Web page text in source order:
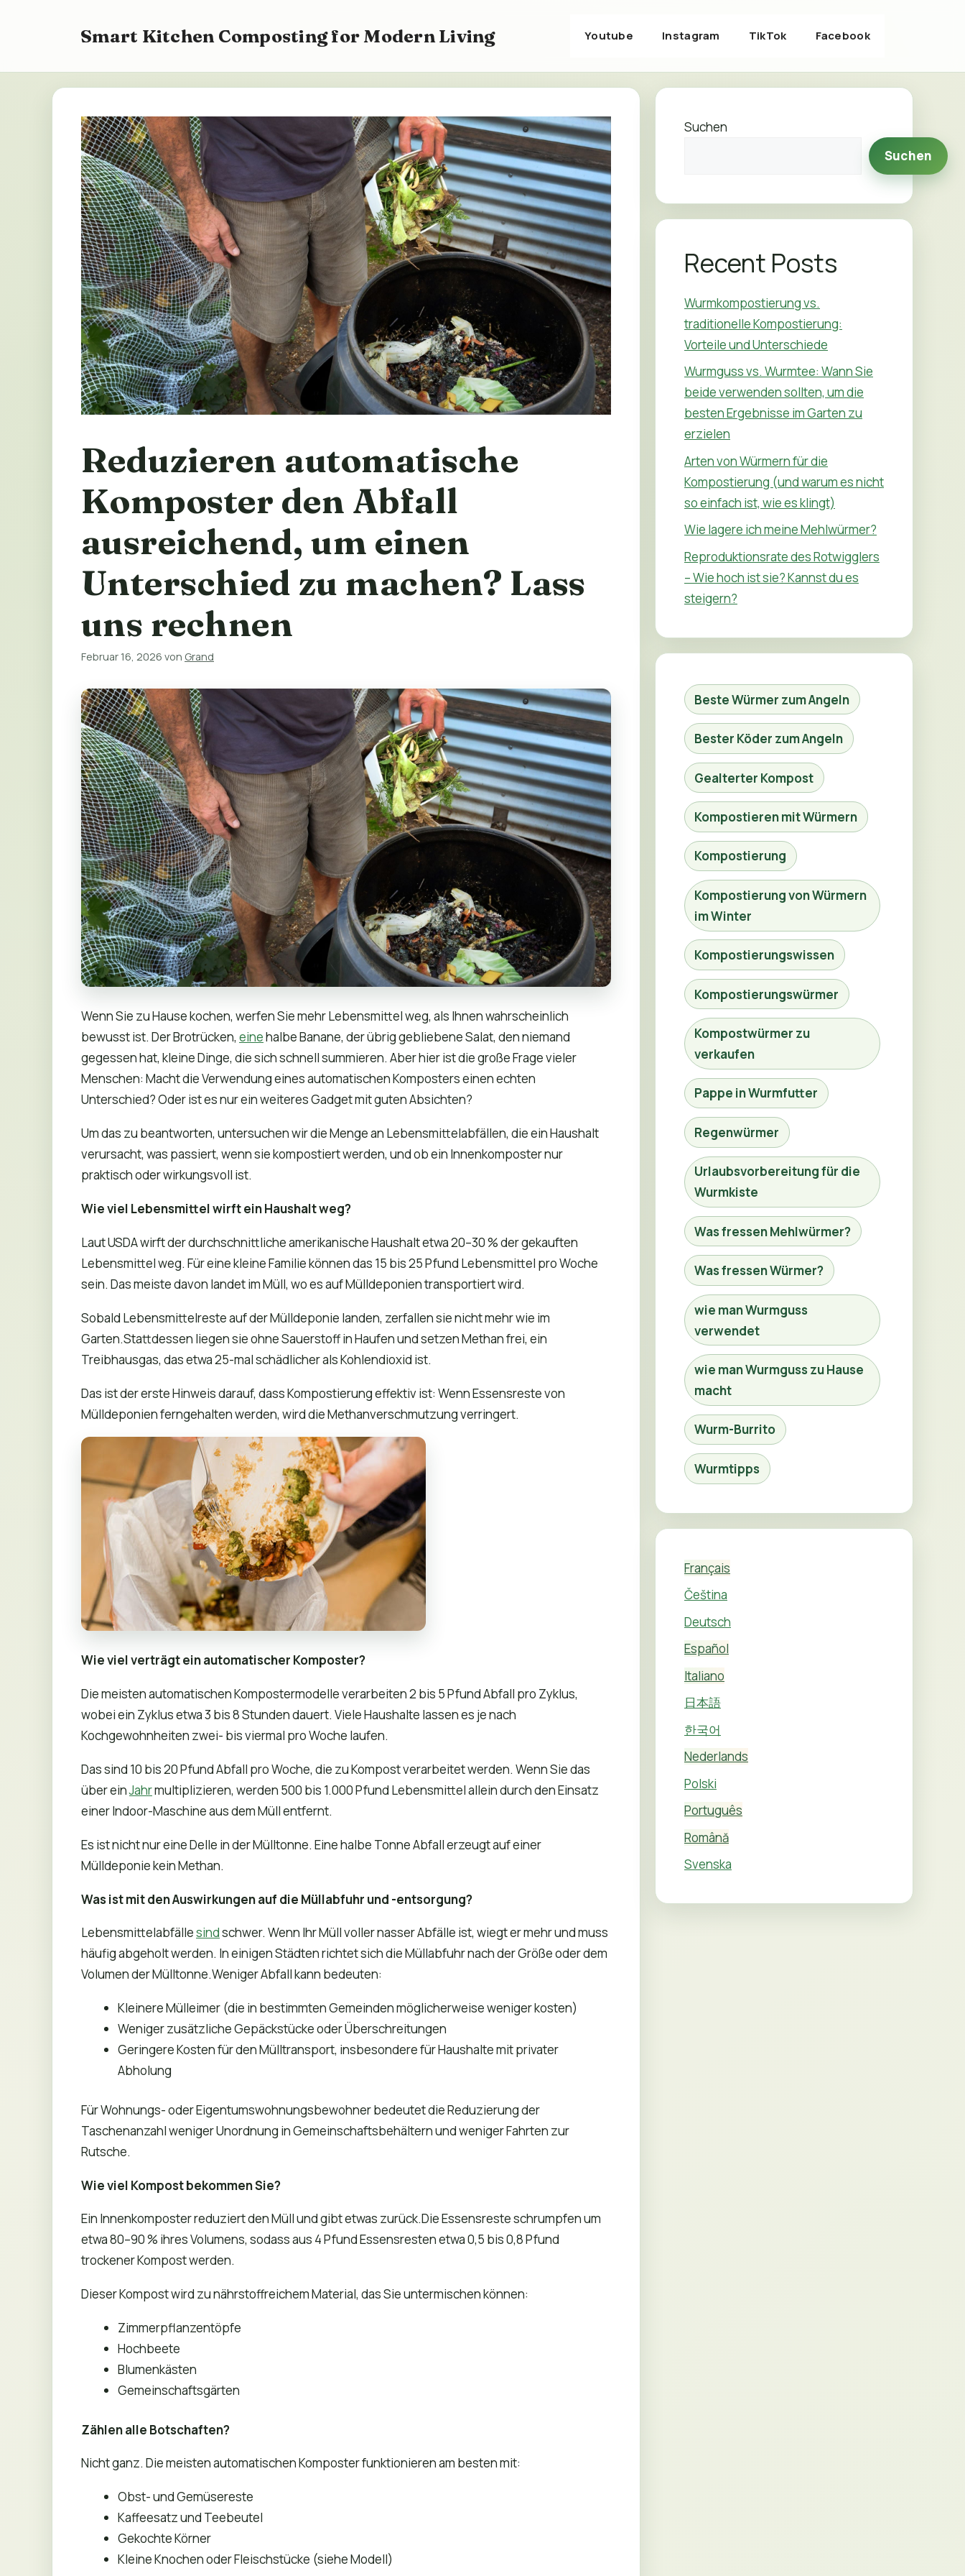
Smart Kitchen Composting for Modern Living Youtube Instagram TikTok Facebook
Reduzieren automatische
Komposter den Abfall
ausreichend, um einen
Unterschied zu machen? Lass
uns rechnen
Februar 16, 2026 von Grand
Wenn Sie zu Hause kochen, werfen Sie mehr Lebensmittel weg, als Ihnen wahrscheinlich
bewusst ist. Der Brotrücken, einehalbe Banane, der übrig gebliebene Salat, den niemand
gegessen hat, kleine Dinge, die sich schnell summieren. Aber hier ist die große Frage vieler
Menschen: Macht die Verwendung eines automatischen Komposters einen echten
Unterschied? Oder ist es nur ein weiteres Gadget mit guten Absichten?
Um das zu beantworten, untersuchen wir die Menge an Lebensmittelabfällen, die ein Haushalt
verursacht, was passiert, wenn sie kompostiert werden, und ob ein Innenkomposter nur
praktisch oder wirkungsvoll ist.
Wie viel Lebensmittel wirft ein Haushalt weg?
Laut USDA wirft der durchschnittliche amerikanische Haushalt etwa 20–30 % der gekauften
Lebensmittel weg. Für eine kleine Familie können das 15 bis 25 Pfund Lebensmittel pro Woche
sein. Das meiste davon landet im Müll, wo es auf Mülldeponien transportiert wird.
Sobald Lebensmittelreste auf der Mülldeponie landen, zerfallen sie nicht mehr wie im
Garten.Stattdessen liegen sie ohne Sauerstoff in Haufen und setzen Methan frei, ein
Treibhausgas, das etwa 25-mal schädlicher als Kohlendioxid ist.
Das ist der erste Hinweis darauf, dass Kompostierung effektiv ist: Wenn Essensreste von
Mülldeponien ferngehalten werden, wird die Methanverschmutzung verringert.
Wie viel verträgt ein automatischer Komposter?
Die meisten automatischen Kompostermodelle verarbeiten 2 bis 5 Pfund Abfall pro Zyklus,
wobei ein Zyklus etwa 3 bis 8 Stunden dauert. Viele Haushalte lassen es je nach
Kochgewohnheiten zwei- bis viermal pro Woche laufen.
Das sind 10 bis 20 Pfund Abfall pro Woche, die zu Kompost verarbeitet werden. Wenn Sie das
über einJahrmultiplizieren, werden 500 bis 1.000 Pfund Lebensmittel allein durch den Einsatz
einer Indoor-Maschine aus dem Müll entfernt.
Es ist nicht nur eine Delle in der Mülltonne. Eine halbe Tonne Abfall erzeugt auf einer
Mülldeponie kein Methan.
Was ist mit den Auswirkungen auf die Müllabfuhr und -entsorgung?
Lebensmittelabfällesindschwer. Wenn Ihr Müll voller nasser Abfälle ist, wiegt er mehr und muss
häufig abgeholt werden. In einigen Städten richtet sich die Müllabfuhr nach der Größe oder dem
Volumen der Mülltonne.Weniger Abfall kann bedeuten:
Kleinere Mülleimer (die in bestimmten Gemeinden möglicherweise weniger kosten)
Weniger zusätzliche Gepäckstücke oder Überschreitungen
Geringere Kosten für den Mülltransport, insbesondere für Haushalte mit privater
Abholung
Für Wohnungs- oder Eigentumswohnungsbewohner bedeutet die Reduzierung der
Taschenanzahl weniger Unordnung in Gemeinschaftsbehältern und weniger Fahrten zur
Rutsche.
Wie viel Kompost bekommen Sie?
Ein Innenkomposter reduziert den Müll und gibt etwas zurück.Die Essensreste schrumpfen um
etwa 80–90 % ihres Volumens, sodass aus 4 Pfund Essensresten etwa 0,5 bis 0,8 Pfund
trockener Kompost werden.
Dieser Kompost wird zu nährstoffreichem Material, das Sie untermischen können:
Zimmerpflanzentöpfe
Hochbeete
Blumenkästen
Gemeinschaftsgärten
Zählen alle Botschaften?
Nicht ganz. Die meisten automatischen Komposter funktionieren am besten mit:
Obst- und Gemüsereste
Kaffeesatz und Teebeutel
Gekochte Körner
Kleine Knochen oder Fleischstücke (siehe Modell)
Suchen
Suchen
Recent Posts
Wurmkompostierung vs.
traditionelle Kompostierung:
Vorteile und Unterschiede
Wurmguss vs. Wurmtee: Wann Sie
beide verwenden sollten, um die
besten Ergebnisse im Garten zu
erzielen
Arten von Würmern für die
Kompostierung (und warum es nicht
so einfach ist, wie es klingt)
Wie lagere ich meine Mehlwürmer?
Reproduktionsrate des Rotwigglers
– Wie hoch ist sie? Kannst du es
steigern?
Beste Würmer zum Angeln
Bester Köder zum Angeln
Gealterter Kompost
Kompostieren mit Würmern
Kompostierung
Kompostierung von Würmern
im Winter
Kompostierungswissen
Kompostierungswürmer
Kompostwürmer zu
verkaufen
Pappe in Wurmfutter
Regenwürmer
Urlaubsvorbereitung für die
Wurmkiste
Was fressen Mehlwürmer?
Was fressen Würmer?
wie man Wurmguss
verwendet
wie man Wurmguss zu Hause
macht
Wurm-Burrito
Wurmtipps
Français
Čeština
Deutsch
Español
Italiano
日本語
한국어
Nederlands
Polski
Português
Română
Svenska